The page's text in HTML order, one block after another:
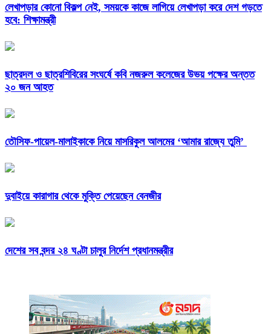
লেখাপড়ার কোনো বিকল্প নেই, সময়কে কাজে লাগিয়ে লেখাপড়া করে দেশ গড়তে
হবে: শিক্ষামন্ত্রী
ছাত্রদল ও ছাত্রশিবিরের সংঘর্ষে কবি নজরুল কলেজের উভয় পক্ষের অন্তত
২০ জন আহত
তৌসিফ-পায়েল-মালাইকাকে নিয়ে মাসরিকুল আলমের ‘আমার রাজ্যে তুমি’
দুবাইয়ে কারাগার থেকে মুক্তি পেয়েছেন বেনজীর
দেশের সব বন্দর ২৪ ঘণ্টা চালুর নির্দেশ প্রধানমন্ত্রীর